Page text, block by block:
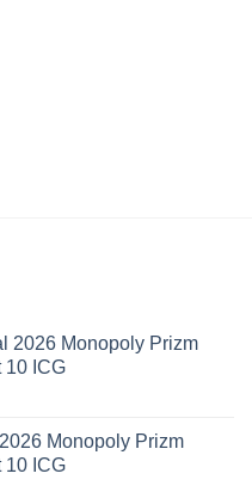
2026 Monopoly Prizm
10 ICG
Monopoly Prizm
10 ICG